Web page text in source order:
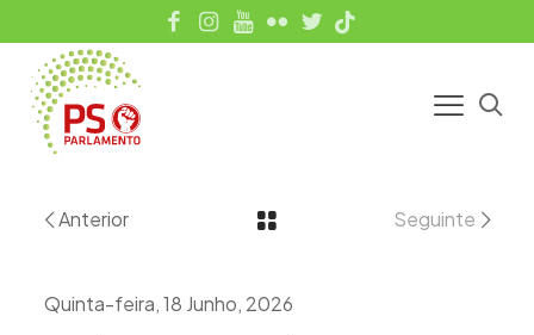
Anterior Seguinte
Quinta-feira, 18 Junho, 2026